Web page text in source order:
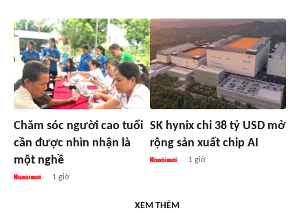
Chăm sóc người cao tuổi
cần được nhìn nhận là
một nghề
1 giờ
SK hynix chi 38 tỷ USD mở
rộng sản xuất chip AI
1 giờ
XEM THÊM